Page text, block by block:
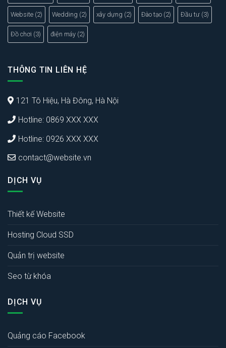
Website (2) Wedding (2) xây dựng (2) Đào tạo (2) Đầu tư (3)
Đồ chơi (3) điện máy (2)
THÔNG TIN LIÊN HỆ
121 Tô Hiệu, Hà Đông, Hà Nội
Hotline: 0869 XXX XXX
Hotline: 0926 XXX XXX
contact@website.vn
DỊCH VỤ
Thiết kế Website
Hosting Cloud SSD
Quản trị website
Seo từ khóa
DỊCH VỤ
Quảng cáo Facebook